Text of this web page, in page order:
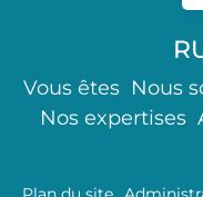
Vous êtes Nous
Nos expertises